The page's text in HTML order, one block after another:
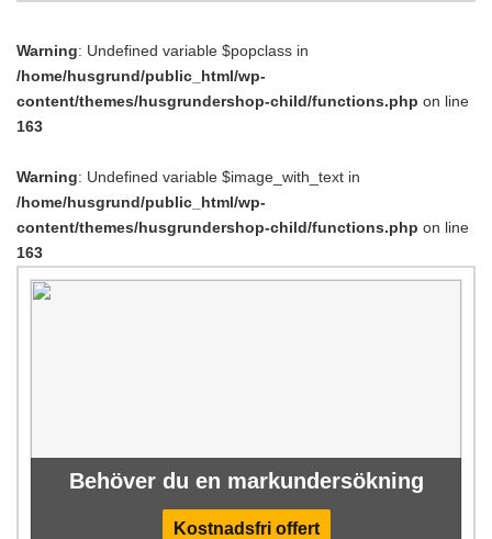
Warning: Undefined variable $popclass in
/home/husgrund/public_html/wp-
content/themes/husgrundershop-child/functions.php on line
163
Warning: Undefined variable $image_with_text in
/home/husgrund/public_html/wp-
content/themes/husgrundershop-child/functions.php on line
163
Behöver du en markundersökning
Kostnadsfri offert